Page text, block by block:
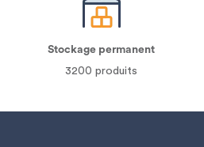
Stockage permanent
3200 produits